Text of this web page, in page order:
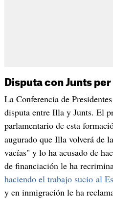
Disputa con Junts
La Conferencia de
disputa entre Illa y Junts. El
parlamentario de esta
augurado que Illa volverá de
vacías" y lo ha acusado de
de financiación le ha
haciendo el trabajo sucio al
y en inmigración le ha